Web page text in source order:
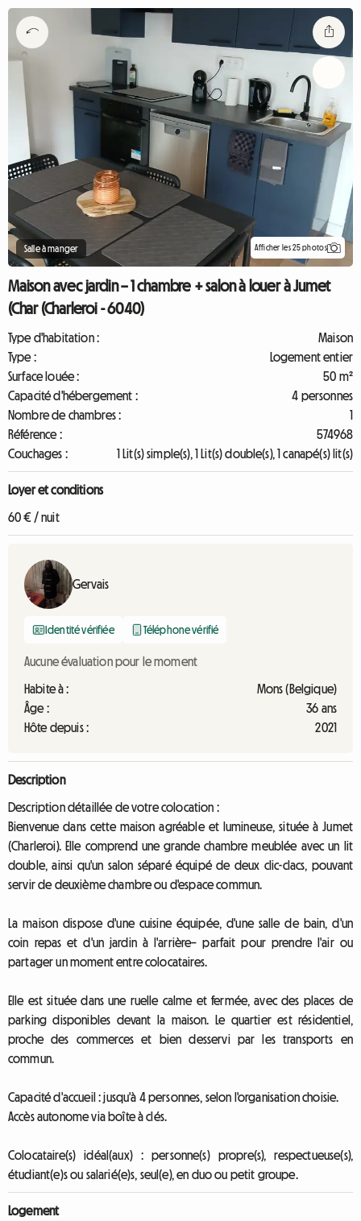
Salle à manger Afficher les 25 photos
Maison avec jardin – 1 chambre + salon à louer à Jumet
(Char (Charleroi - 6040)
Type d'habitation :
Maison
Type :
Logement entier
Surface louée :
50 m²
Capacité d'hébergement :
4 personnes
Nombre de chambres :
1
Référence :
574968
Couchages :
1 Lit(s) simple(s), 1 Lit(s) double(s), 1 canapé(s) lit(s)
Loyer et conditions
60 € / nuit
Gervais
Identité vérifiée Téléphone vérifié
Aucune évaluation pour le moment
Habite à :
Mons (Belgique)
Âge :
36 ans
Hôte depuis :
2021
Description
Description détaillée de votre colocation :
Bienvenue dans cette maison agréable et lumineuse, située à Jumet
(Charleroi). Elle comprend une grande chambre meublée avec un lit
double, ainsi qu'un salon séparé équipé de deux clic-clacs, pouvant
servir de deuxième chambre ou d'espace commun.
La maison dispose d'une cuisine équipée, d'une salle de bain, d'un
coin repas et d'un jardin à l'arrière– parfait pour prendre l'air ou
partager un moment entre colocataires.
Elle est située dans une ruelle calme et fermée, avec des places de
parking disponibles devant la maison. Le quartier est résidentiel,
proche des commerces et bien desservi par les transports en
commun.
Capacité d'accueil : jusqu'à 4 personnes, selon l'organisation choisie.
Accès autonome via boîte à clés.
Colocataire(s) idéal(aux) : personne(s) propre(s), respectueuse(s),
étudiant(e)s ou salarié(e)s, seul(e), en duo ou petit groupe.
Logement